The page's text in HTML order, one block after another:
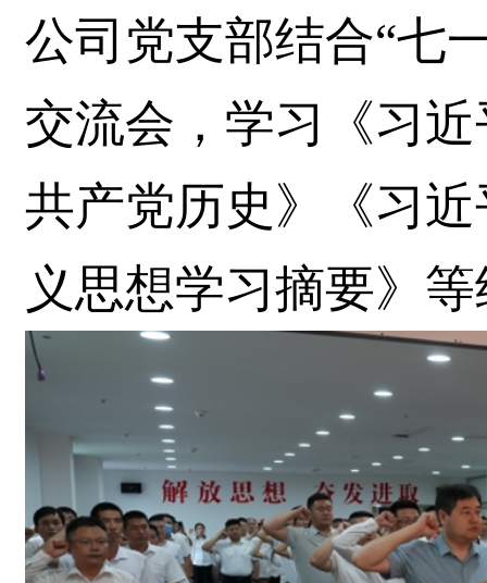
公司党支部结合“七
交流会，学习《习
共产党历史》《习
义思想学习摘要》